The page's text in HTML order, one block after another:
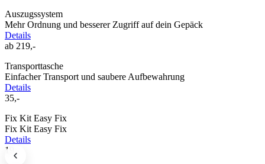
Auszugssystem
Mehr Ordnung und besserer Zugriff auf dein Gepäck
Details
ab 219,-
Transporttasche
Einfacher Transport und saubere Aufbewahrung
Details
35,-
Fix Kit Easy Fix
Fix Kit Easy Fix
Details
19,-